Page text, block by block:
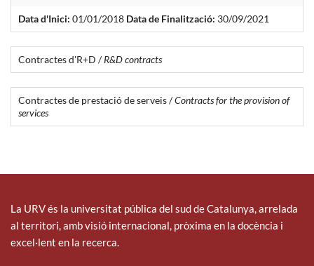
Data d'Inici: 01/01/2018 Data de Finalització: 30/09/2021
Contractes d'R+D /R&D contracts
Contractes de prestació de serveis /Contracts for the provision of
services
La URV és la universitat pública del sud de Catalunya, arrelada
al territori, amb visió internacional, pròxima en la docència i
excel·lent en la recerca.